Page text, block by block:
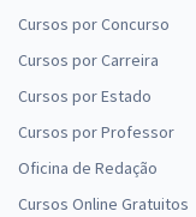
Cursos por Concurso
Cursos por Carreira
Cursos por Estado
Cursos por Professor
Oficina de Redação
Cursos Online Gratuitos